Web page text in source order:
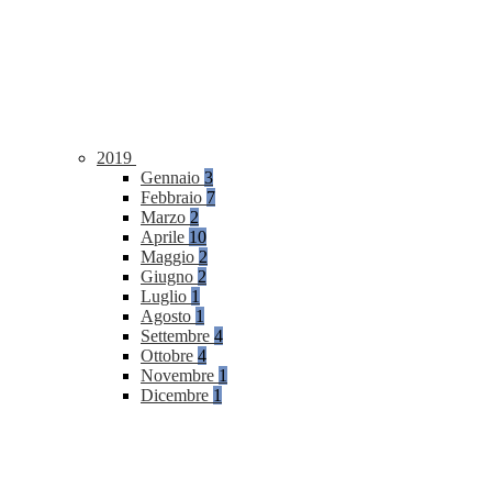
2019
Gennaio 3
Febbraio 7
Marzo 2
Aprile 10
Maggio 2
Giugno 2
Luglio 1
Agosto 1
Settembre 4
Ottobre 4
Novembre 1
Dicembre 1